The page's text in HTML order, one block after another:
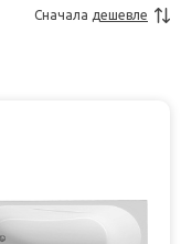
Сначала дешевле